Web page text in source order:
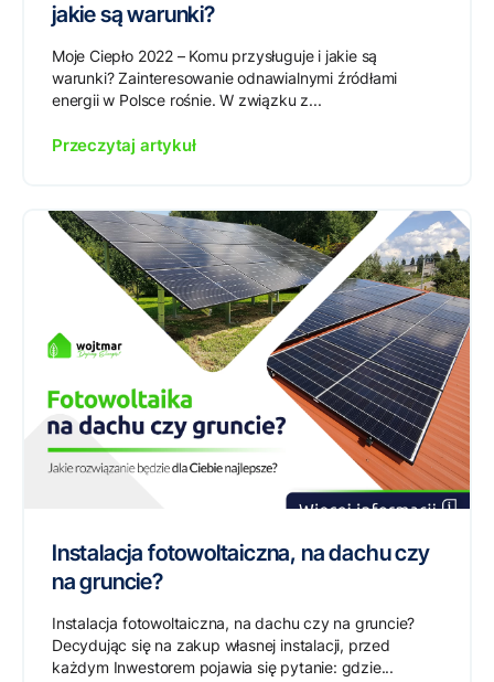
jakie są warunki?
Moje Ciepło 2022 – Komu przysługuje i jakie są
warunki? Zainteresowanie odnawialnymi źródłami
energii w Polsce rośnie. W związku z...
Przeczytaj artykuł
Instalacja fotowoltaiczna, na dachu czy
na gruncie?
Instalacja fotowoltaiczna, na dachu czy na gruncie?
Decydując się na zakup własnej instalacji, przed
każdym Inwestorem pojawia się pytanie: gdzie...